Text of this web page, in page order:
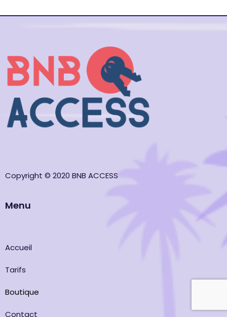
Copyright © 2020 BNB ACCESS
Menu
Accueil
Tarifs
Boutique
Contact